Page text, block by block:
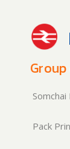
Pack